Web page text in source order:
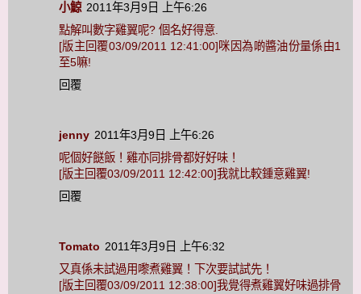
小鯨 2011年3月9日 上午6:26
點解叫數字雞翼呢? 個名好得意.
[版主回覆03/09/2011 12:41:00]咪因為啲醬油份量係由1
至5嘛!
回覆
jenny 2011年3月9日 上午6:26
呢個好餸飯！雞亦同排骨都好好味！
[版主回覆03/09/2011 12:42:00]我就比較鍾意雞翼!
回覆
Tomato 2011年3月9日 上午6:32
又真係未試過用嚟煮雞翼！下次要試試先！
[版主回覆03/09/2011 12:38:00]我覺得煮雞翼好味過排骨